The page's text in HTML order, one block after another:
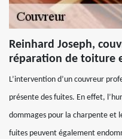
Reinhard Joseph,
réparation de toiture
L’intervention d’un couvreur
présente des fuites. En effet,
dommages pour la charpente et
fuites peuvent également